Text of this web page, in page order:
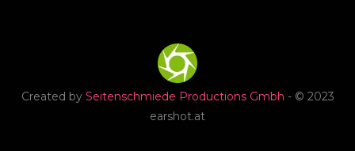
Created by Seitenschmiede Productions Gmbh - © 2023
earshot.at